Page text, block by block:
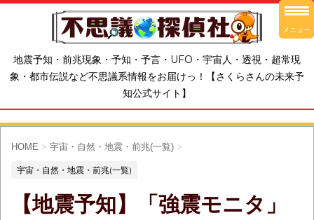
地震予知・前兆現象・予知・予言・UFO・宇宙人・透視・超常現
象・都市伝説など不思議系情報をお届けっ！【さくらさんの未来予
知公式サイト】
HOME > 宇宙・自然・地震・前兆(一覧) >
宇宙・自然・地震・前兆(一覧)
【地震予知】「強震モニタ」
メニュー